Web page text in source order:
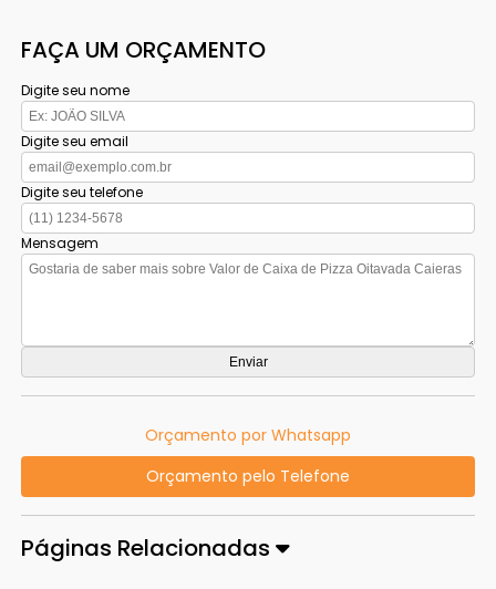
FAÇA UM ORÇAMENTO
Digite seu nome
Digite seu email
Digite seu telefone
Mensagem
Orçamento por Whatsapp
Orçamento pelo Telefone
Páginas Relacionadas